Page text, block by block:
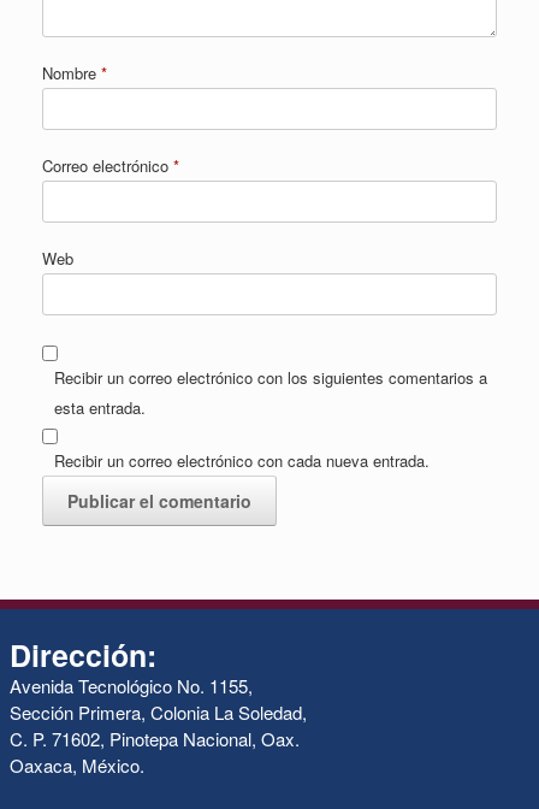
Nombre *
Correo electrónico *
Web
Recibir un correo electrónico con los siguientes comentarios a
esta entrada.
Recibir un correo electrónico con cada nueva entrada.
Dirección:
Avenida Tecnológico No. 1155,
Sección Primera, Colonia La Soledad,
C. P. 71602, Pinotepa Nacional, Oax.
Oaxaca, México.